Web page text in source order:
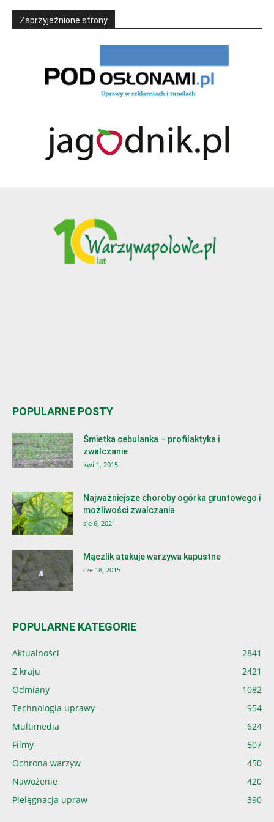
Zaprzyjaźnione strony
POPULARNE POSTY
Śmietka cebulanka – profilaktyka i
zwalczanie
kwi 1, 2015
Najważniejsze choroby ogórka gruntowego i
możliwości zwalczania
sie 6, 2021
Mączlik atakuje warzywa kapustne
cze 18, 2015
POPULARNE KATEGORIE
Aktualności
2841
Z kraju
2421
Odmiany
1082
Technologia uprawy
954
Multimedia
624
Filmy
507
Ochrona warzyw
450
Nawożenie
420
Pielęgnacja upraw
390